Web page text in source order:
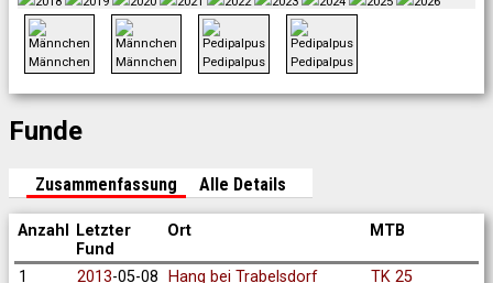
Männchen Männchen Pedipalpus Pedipalpus
Funde
Zusammenfassung Alle Details
Anzahl
Letzter
Fund
Ort MTB
1 2013-05-08 Hang bei Trabelsdorf
TK 25